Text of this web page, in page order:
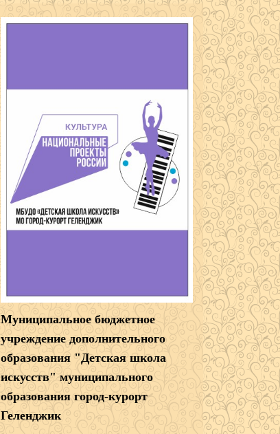
Муниципальное бюджетное
учреждение дополнительного
образования "Детская школа
искусств" муниципального
образования город-курорт
Геленджик